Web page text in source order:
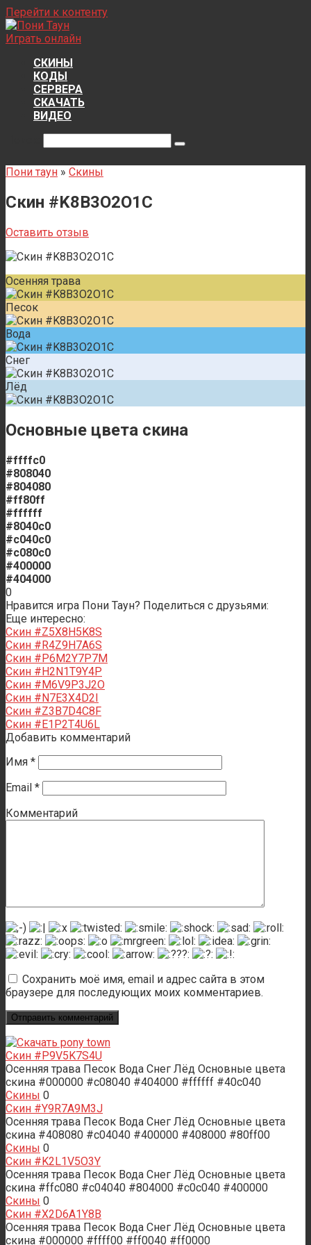
Перейти к контенту
Играть онлайн
СКИНЫ
КОДЫ
СЕРВЕРА
СКАЧАТЬ
ВИДЕО
Пони таун » Скины
Скин #K8B3O2O1C
Оставить отзыв
Осенняя трава
Песок
Вода
Снег
Лёд
Основные цвета скина
#ffffc0
#808040
#804080
#ff80ff
#ffffff
#8040c0
#c040c0
#c080c0
#400000
#404000
0
Нравится игра Пони Таун? Поделиться с друзьями:
Еще интересно:
Скин #Z5X8H5K8S
Скин #R4Z9H7A6S
Скин #P6M2Y7P7M
Скин #H2N1T9Y4P
Скин #M6V9P3J2O
Скин #N7E3X4D2I
Скин #Z3B7D4C8F
Скин #E1P2T4U6L
Добавить комментарий
Имя *
Email *
Комментарий
Сохранить моё имя, email и адрес сайта в этом
браузере для последующих моих комментариев.
Скин #P9V5K7S4U
Осенняя трава Песок Вода Снег Лёд Основные цвета
скина #000000 #c08040 #404000 #ffffff #40c040
Скины 0
Скин #Y9R7A9M3J
Осенняя трава Песок Вода Снег Лёд Основные цвета
скина #408080 #c04040 #400000 #408000 #80ff00
Скины 0
Скин #K2L1V5O3Y
Осенняя трава Песок Вода Снег Лёд Основные цвета
скина #ffc080 #c04040 #804000 #c0c040 #400000
Скины 0
Скин #X2D6A1Y8B
Осенняя трава Песок Вода Снег Лёд Основные цвета
скина #000000 #ffff00 #ff0040 #ff0000